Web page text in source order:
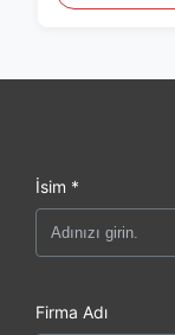
İsim *
Firma Adı